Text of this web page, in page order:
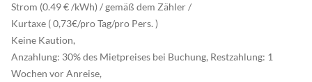
Strom (0.49 € /kWh) / gemäß dem Zähler /
Kurtaxe ( 0,73€/pro Tag/pro Pers. )
Keine Kaution,
Anzahlung: 30% des Mietpreises bei Buchung, Restzahlung: 1
Wochen vor Anreise,